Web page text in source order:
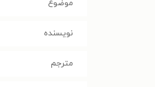
موضوع
نویسنده
مترجم